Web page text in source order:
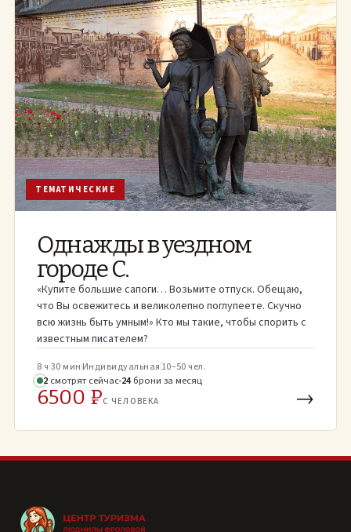
ТЕМАТИЧЕСКИЕ
Однажды в уездном
городе С.
«Купите большие сапоги… Возьмите отпуск. Обещаю,
что Вы освежитесь и великолепно поглупеете. Скучно
всю жизнь быть умным!» Кто мы такие, чтобы спорить с
известным писателем?
8 ч 30 мин Индивидуальная 10–50 чел.
2 смотрят сейчас 24 брони за месяц
6500 ₽С ЧЕЛОВЕКА →